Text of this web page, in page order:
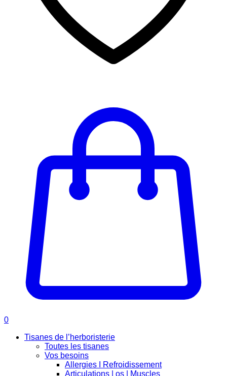
0
Tisanes de l’herboristerie
Toutes les tisanes
Vos besoins
Allergies I Refroidissement
Articulations | os | Muscles